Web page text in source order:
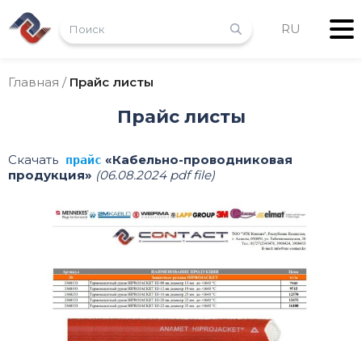
RU
Главная / Прайс листы
Прайс листы
Скачать прайс «Кабельно-проводниковая
продукция» (06.08.2024 pdf file)